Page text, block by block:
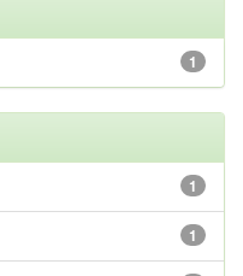
1
1
1